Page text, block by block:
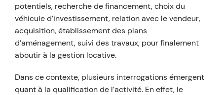
potentiels, recherche de financement, choix du
véhicule d’investissement, relation avec le vendeur,
acquisition, établissement des plans
d’aménagement, suivi des travaux, pour finalement
aboutir à la gestion locative.
Dans ce contexte, plusieurs interrogations émergent
quant à la qualification de l’activité. En effet, le